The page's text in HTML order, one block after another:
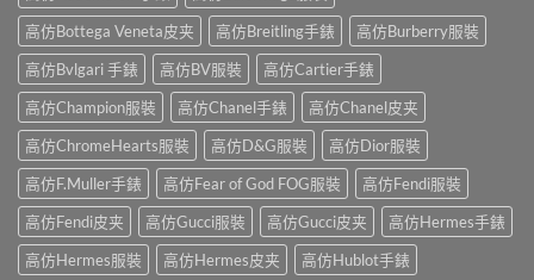
高仿Bottega Veneta皮夹
高仿Breitling手錶
高仿Burberry服裝
高仿Bvlgari 手錶
高仿BV服裝
高仿Cartier手錶
高仿Champion服裝
高仿Chanel手錶
高仿Chanel皮夹
高仿ChromeHearts服裝
高仿D&G服裝
高仿Dior服裝
高仿F.Muller手錶
高仿Fear of God FOG服裝
高仿Fendi服裝
高仿Fendi皮夹
高仿Gucci服裝 高仿Gucci皮夹
高仿Hermes手錶
高仿Hermes服裝
高仿Hermes皮夹 高仿Hublot手錶